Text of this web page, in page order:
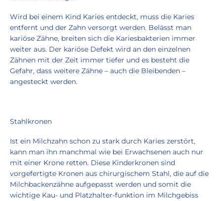
Wird bei einem Kind Karies entdeckt, muss die Karies
entfernt und der Zahn versorgt werden. Belässt man
kariöse Zähne, breiten sich die Kariesbakterien immer
weiter aus. Der kariöse Defekt wird an den einzelnen
Zähnen mit der Zeit immer tiefer und es besteht die
Gefahr, dass weitere Zähne – auch die Bleibenden –
angesteckt werden.
Stahlkronen
Ist ein Milchzahn schon zu stark durch Karies zerstört,
kann man ihn manchmal wie bei Erwachsenen auch nur
mit einer Krone retten. Diese Kinderkronen sind
vorgefertigte Kronen aus chirurgischem Stahl, die auf die
Milchbackenzähne aufgepasst werden und somit die
wichtige Kau- und Platzhalter-funktion im Milchgebiss